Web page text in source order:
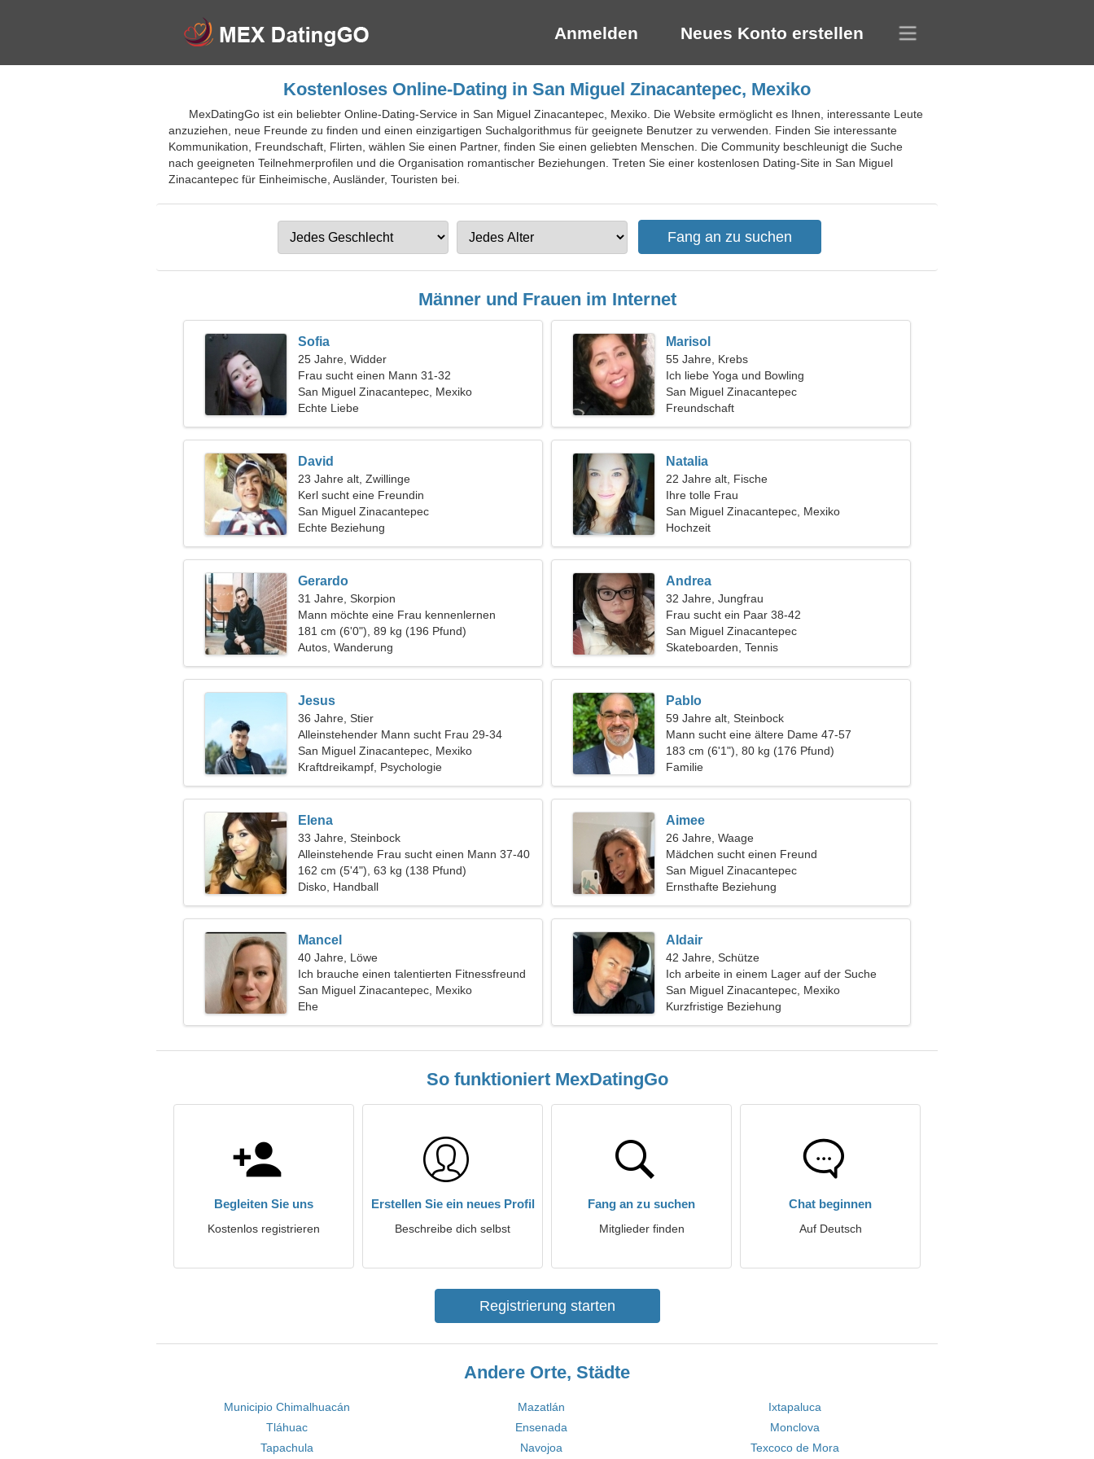
Anmelden Neues Konto erstellen
Kostenloses Online-Dating in San Miguel Zinacantepec, Mexiko
MexDatingGo ist ein beliebter Online-Dating-Service in San Miguel Zinacantepec, Mexiko. Die Website ermöglicht es Ihnen, interessante Leute
anzuziehen, neue Freunde zu finden und einen einzigartigen Suchalgorithmus für geeignete Benutzer zu verwenden. Finden Sie interessante
Kommunikation, Freundschaft, Flirten, wählen Sie einen Partner, finden Sie einen geliebten Menschen. Die Community beschleunigt die Suche
nach geeigneten Teilnehmerprofilen und die Organisation romantischer Beziehungen. Treten Sie einer kostenlosen Dating-Site in San Miguel
Zinacantepec für Einheimische, Ausländer, Touristen bei.
Männer und Frauen im Internet
Sofia
25 Jahre, Widder
Frau sucht einen Mann 31-32
San Miguel Zinacantepec, Mexiko
Echte Liebe
Marisol
55 Jahre, Krebs
Ich liebe Yoga und Bowling
San Miguel Zinacantepec
Freundschaft
David
23 Jahre alt, Zwillinge
Kerl sucht eine Freundin
San Miguel Zinacantepec
Echte Beziehung
Natalia
22 Jahre alt, Fische
Ihre tolle Frau
San Miguel Zinacantepec, Mexiko
Hochzeit
Gerardo
31 Jahre, Skorpion
Mann möchte eine Frau kennenlernen
181 cm (6'0"), 89 kg (196 Pfund)
Autos, Wanderung
Andrea
32 Jahre, Jungfrau
Frau sucht ein Paar 38-42
San Miguel Zinacantepec
Skateboarden, Tennis
Jesus
36 Jahre, Stier
Alleinstehender Mann sucht Frau 29-34
San Miguel Zinacantepec, Mexiko
Kraftdreikampf, Psychologie
Pablo
59 Jahre alt, Steinbock
Mann sucht eine ältere Dame 47-57
183 cm (6'1"), 80 kg (176 Pfund)
Familie
Elena
33 Jahre, Steinbock
Alleinstehende Frau sucht einen Mann 37-40
162 cm (5'4"), 63 kg (138 Pfund)
Disko, Handball
Aimee
26 Jahre, Waage
Mädchen sucht einen Freund
San Miguel Zinacantepec
Ernsthafte Beziehung
Mancel
40 Jahre, Löwe
Ich brauche einen talentierten Fitnessfreund
San Miguel Zinacantepec, Mexiko
Ehe
Aldair
42 Jahre, Schütze
Ich arbeite in einem Lager auf der Suche
nach einer verführerischen Frau
San Miguel Zinacantepec, Mexiko
Kurzfristige Beziehung
So funktioniert MexDatingGo
Begleiten Sie uns
Kostenlos registrieren
Erstellen Sie ein neues Profil
Beschreibe dich selbst
Fang an zu suchen
Mitglieder finden
Chat beginnen
Auf Deutsch
Registrierung starten
Andere Orte, Städte
Municipio Chimalhuacán Mazatlán
Ixtapaluca
Tláhuac
Ensenada
Monclova
Tapachula
Navojoa Texcoco de Mora